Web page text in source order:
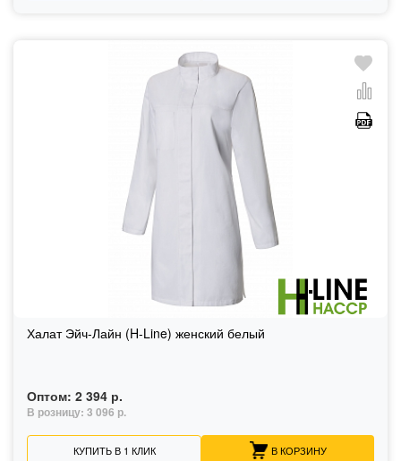
Халат Эйч-Лайн (H-Line) женский белый
Оптом: 2 394 р.
В розницу: 3 096 р.
КУПИТЬ В 1 КЛИК В КОРЗИНУ